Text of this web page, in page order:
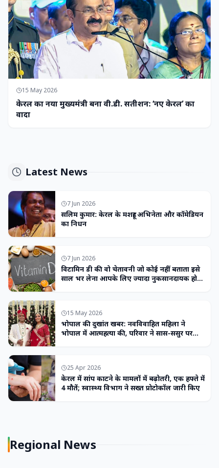
15 May 2026
केरल का नया मुख्यमंत्री बना वी.डी. सतीशन: ‘नए केरल’ का
वादा
Latest News
7 Jun 2026
सलिम कुमार: केरल के मशहूर अभिनेता और कॉमेडियन
का निधन
7 Jun 2026
विटामिन डी की वो चेतावनी जो कोई नहीं बताता इसे
साल भर लेना आपके लिए ज्यादा नुकसानदायक हो
15 May 2026
भोपाल की दुखांत खबर: नवविवाहित महिला ने
भोपाल में आत्महत्या की, परिवार ने सास-ससुर पर
25 Apr 2026
केरल में सांप काटने के मामलों में बढ़ोतरी, एक हफ्ते में
4 मौतें; स्वास्थ्य विभाग ने सख्त प्रोटोकॉल जारी किए
Regional News